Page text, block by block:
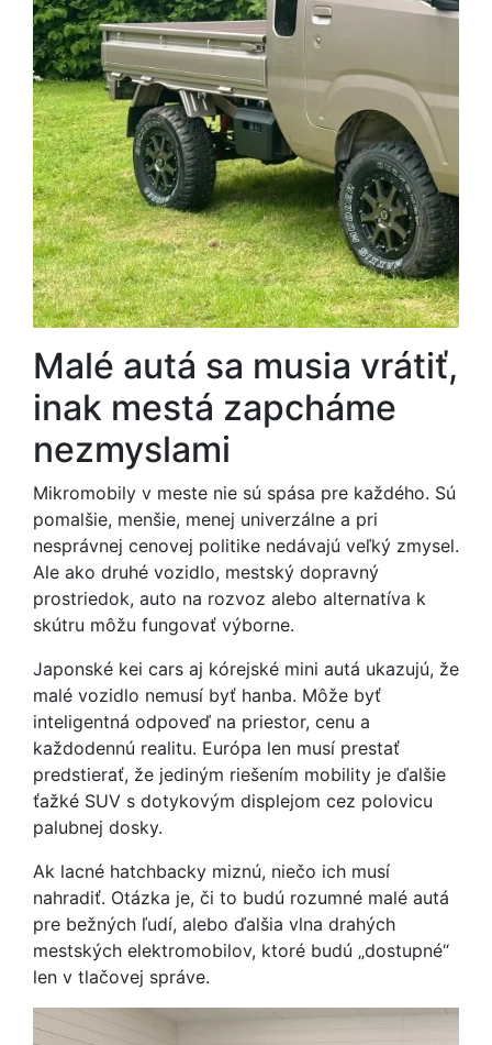
Malé autá sa musia vrátiť,
inak mestá zapcháme
nezmyslami
Mikromobily v meste nie sú spása pre každého. Sú
pomalšie, menšie, menej univerzálne a pri
nesprávnej cenovej politike nedávajú veľký zmysel.
Ale ako druhé vozidlo, mestský dopravný
prostriedok, auto na rozvoz alebo alternatíva k
skútru môžu fungovať výborne.
Japonské kei cars aj kórejské mini autá ukazujú, že
malé vozidlo nemusí byť hanba. Môže byť
inteligentná odpoveď na priestor, cenu a
každodennú realitu. Európa len musí prestať
predstierať, že jediným riešením mobility je ďalšie
ťažké SUV s dotykovým displejom cez polovicu
palubnej dosky.
Ak lacné hatchbacky miznú, niečo ich musí
nahradiť. Otázka je, či to budú rozumné malé autá
pre bežných ľudí, alebo ďalšia vlna drahých
mestských elektromobilov, ktoré budú „dostupné“
len v tlačovej správe.